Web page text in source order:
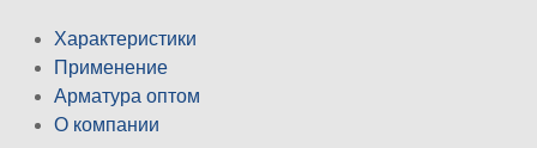
Характеристики
Применение
Арматура оптом
О компании